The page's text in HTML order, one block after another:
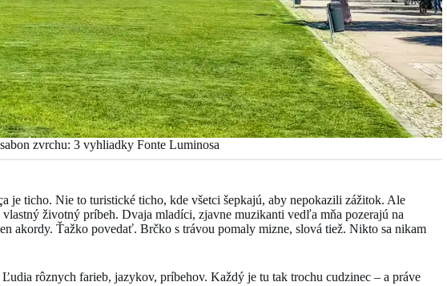
zvrchu: 3 vyhliadky Fonte Luminosa
je ticho. Nie to turistické ticho, kde všetci šepkajú, aby nepokazili zážitok. Ale
životný príbeh. Dvaja mladíci, zjavne muzikanti vedľa mňa pozerajú na
akordy. Ťažko povedať. Brčko s trávou pomaly mizne, slová tiež. Nikto sa nikam
rôznych farieb, jazykov, príbehov. Každý je tu tak trochu cudzinec – a práve